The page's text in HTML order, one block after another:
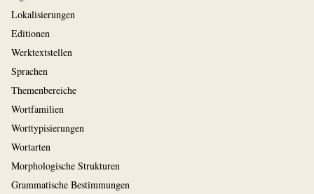
Lokalisierungen
Editionen
Werktextstellen
Sprachen
Themenbereiche
Wortfamilien
Worttypisierungen
Wortarten
Morphologische Strukturen
Grammatische Bestimmungen